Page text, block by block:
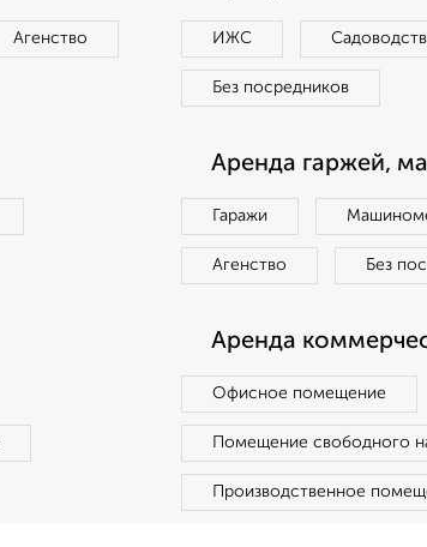
Агенство ИЖС
Без посредников
Аренда гаржей,
Гаражи
Агенство Без
Аренда
Офисное помещение
Помещение свободного
Производственное